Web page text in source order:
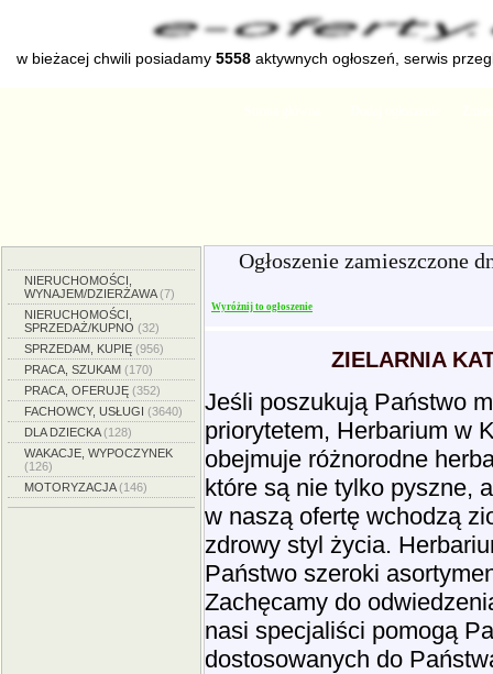
w bieżacej chwili posiadamy5558 aktywnych ogłoszeń, serwis
NIERUCHOMOŚCI,
WYNAJEM/DZIERŻAWA(7)
NIERUCHOMOŚCI,
SPRZEDAŻ/KUPNO (32)
SPRZEDAM, KUPIĘ (956)
PRACA, SZUKAM (170)
PRACA, OFERUJĘ (352)
FACHOWCY, USŁUGI (3640)
DLA DZIECKA(128)
WAKACJE, WYPOCZYNEK
(126)
MOTORYZACJA(146)
Ogłoszenie zamieszczone
Wyróżnij to ogłoszenie
ZIELARNIA
Jeśli poszukują Państwo
priorytetem, Herbarium w
obejmuje różnorodne
które są nie tylko pyszne,
w naszą ofertę wchodzą
zdrowy styl życia.
Państwo szeroki
Zachęcamy do
nasi specjaliści pomogą
dostosowanych do